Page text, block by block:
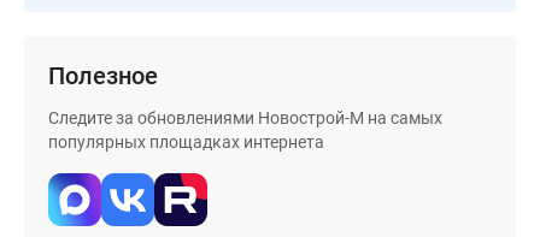
Новостройки
бизнес-
класса
Рассрочка
Траншевая
ипотека
Полезное
Следите за обновлениями Новострой-М на самых
популярных площадках интернета